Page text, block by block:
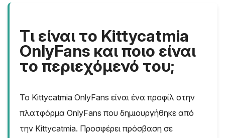
Τι είναι το Kittycatmia
OnlyFans και ποιο είναι
το περιεχόμενό του;
Το Kittycatmia OnlyFans είναι ένα προφίλ στην
πλατφόρμα OnlyFans που δημιουργήθηκε από
την Kittycatmia. Προσφέρει πρόσβαση σε